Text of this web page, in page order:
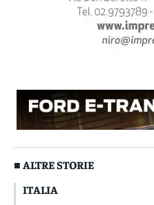
■ ALTRE STORIE
ITALIA